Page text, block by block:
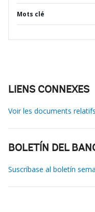
Mots clé
LIENS CONNEXES
Voir les documents
BOLETÍN DEL
Suscríbase al boletín